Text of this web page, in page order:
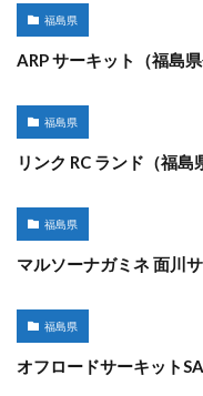
福島県
ARP サーキット（福島県
福島県
リンク RC ランド（福島
福島県
マルソーナガミネ 面川
福島県
オフロードサーキット